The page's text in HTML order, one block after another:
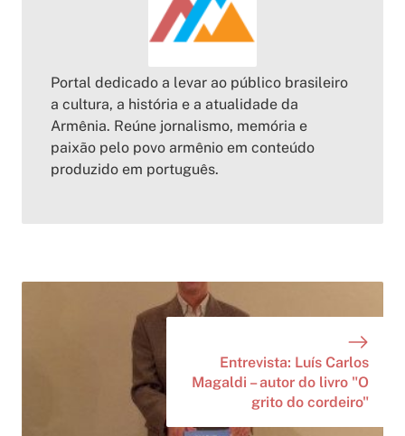
Portal dedicado a levar ao público brasileiro
a cultura, a história e a atualidade da
Armênia. Reúne jornalismo, memória e
paixão pelo povo armênio em conteúdo
produzido em português.
Entrevista: Luís Carlos
Magaldi – autor do livro "O
grito do cordeiro"